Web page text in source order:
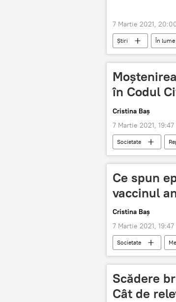
7 Martie 2021,
Știri În lume
Vaccinare
în Codul
Cristina Baș
7 Martie 2021, 19:47
Societate
Ce spun
vaccinul
Cristina Baș
7 Martie 2021, 19:47
Societate
Scădere
Cât de